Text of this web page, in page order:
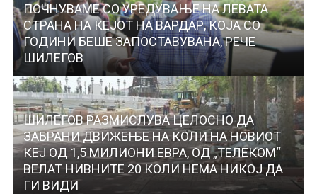
ПОЧНУВАМЕ СО УРЕДУВАЊЕ НА ЛЕВАТА
СТРАНА НА КЕЈОТ НА ВАРДАР, КОЈА СО
ГОДИНИ БЕШЕ ЗАПОСТАВУВАНА, РЕЧЕ
ШИЛЕГОВ
ШИЛЕГОВ РАЗМИСЛУВА ЦЕЛОСНО ДА
ЗАБРАНИ ДВИЖЕЊЕ НА КОЛИ НА НОВИОТ
КЕЈ ОД 1,5 МИЛИОНИ ЕВРА, ОД „ТЕЛЕКОМ“
ВЕЛАТ НИВНИТЕ 20 КОЛИ НЕМА НИКОЈ ДА
ГИ ВИДИ